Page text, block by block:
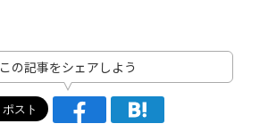
この記事をシェアしよう